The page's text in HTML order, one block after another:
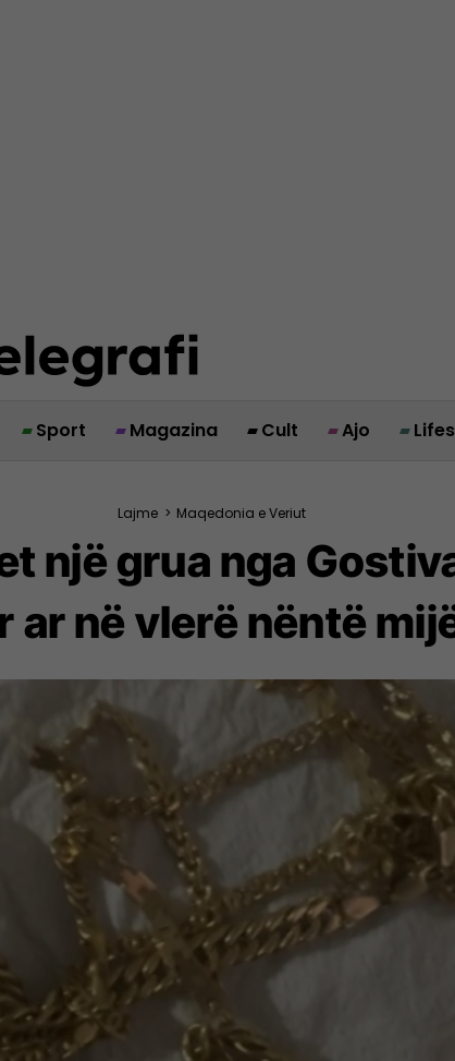
Sport Magazina Cult Ajo
Lajme > Maqedonia e Veriut
një grua nga
ar në vlerë nëntë